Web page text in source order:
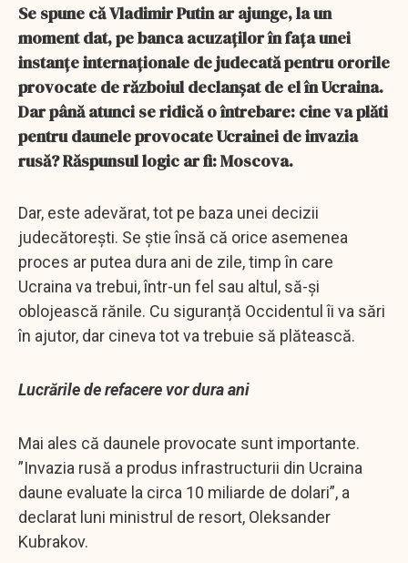
Se spune că Vladimir Putin ar ajunge, la un
moment dat, pe banca acuzaților în fața unei
instanțe internaționale de judecată pentru ororile
provocate de războiul declanșat de el în Ucraina.
Dar până atunci se ridică o întrebare: cine va plăti
pentru daunele provocate Ucrainei de invazia
rusă? Răspunsul logic ar fi: Moscova.
Dar, este adevărat, tot pe baza unei decizii
judecătorești. Se știe însă că orice asemenea
proces ar putea dura ani de zile, timp în care
Ucraina va trebui, într-un fel sau altul, să-și
oblojească rănile. Cu siguranță Occidentul îi va sări
în ajutor, dar cineva tot va trebuie să plătească.
Lucrările de refacere vor dura ani
Mai ales că daunele provocate sunt importante.
”Invazia rusă a produs infrastructurii din Ucraina
daune evaluate la circa 10 miliarde de dolari”, a
declarat luni ministrul de resort, Oleksander
Kubrakov.